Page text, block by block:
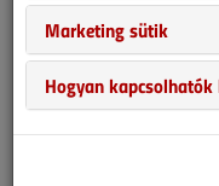
Marketing sütik
Hogyan